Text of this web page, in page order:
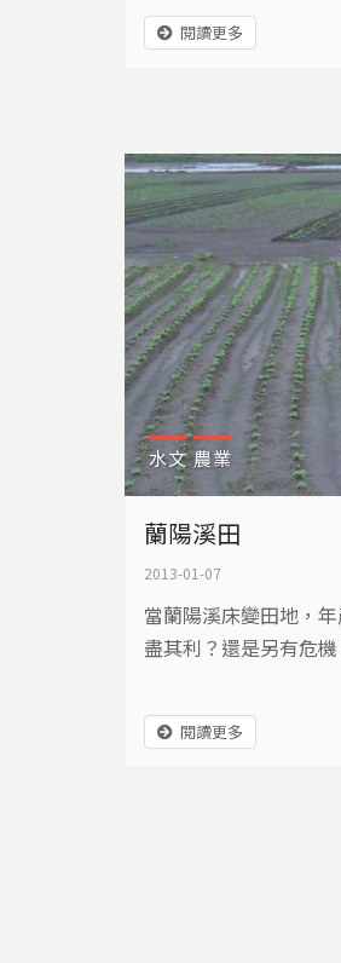
宜蘭的母親之河，蘭陽
得到什麼？失去什麼？
閱讀更多
水文 農業
蘭陽溪田
2013-01-07
當蘭陽溪床變田地，
盡其利？還是另有危機
閱讀更多